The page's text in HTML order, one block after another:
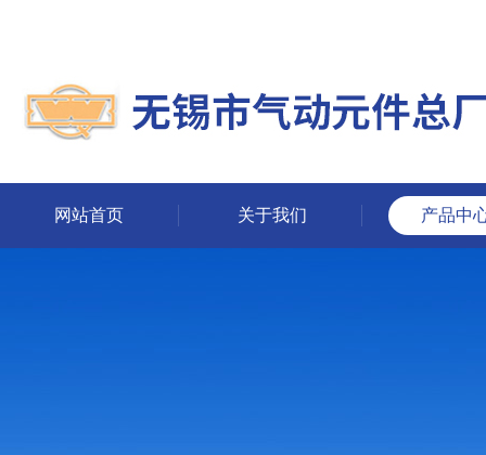
网站首页 关于我们 产品中